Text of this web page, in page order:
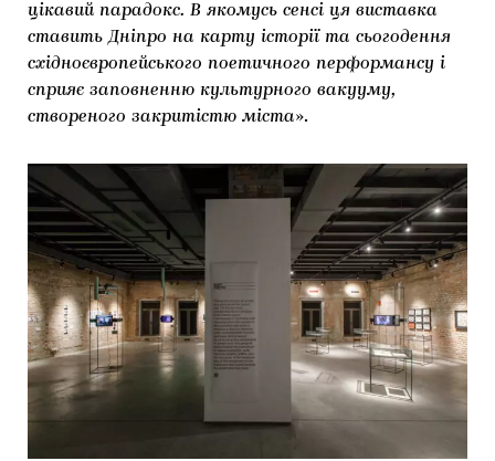
цікавий парадокс. В якомусь сенсі ця виставка
ставить Дніпро на карту історії та сьогодення
східноєвропейського поетичного перформансу і
сприяє заповненню культурного вакууму,
створеного закритістю міста».